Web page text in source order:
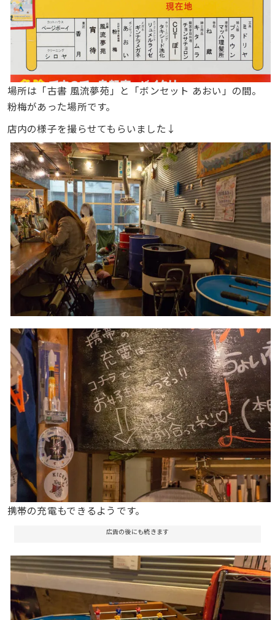
場所は「古書 風流夢苑」と「ボンセット あおい」の間。
粉梅があった場所です。
店内の様子を撮らせてもらいました↓
携帯の充電もできるようです。
広告の後にも続きます